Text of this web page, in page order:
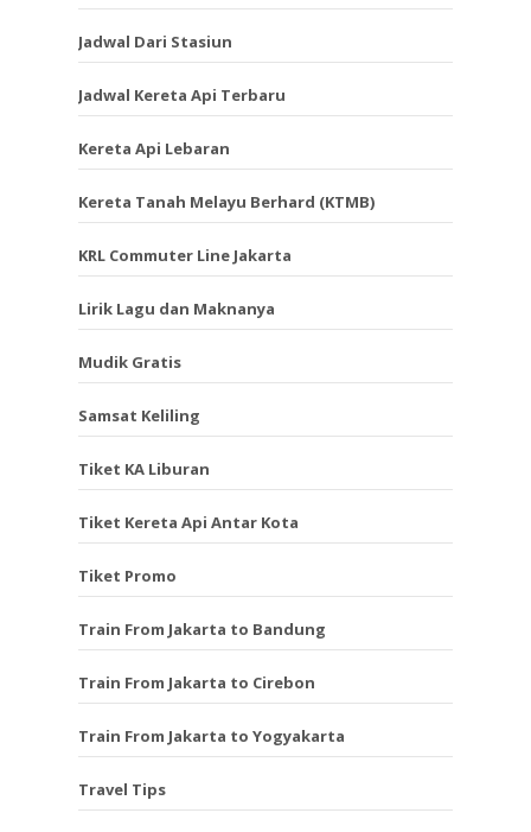
Jadwal Dari Stasiun
Jadwal Kereta Api Terbaru
Kereta Api Lebaran
Kereta Tanah Melayu Berhard (KTMB)
KRL Commuter Line Jakarta
Lirik Lagu dan Maknanya
Mudik Gratis
Samsat Keliling
Tiket KA Liburan
Tiket Kereta Api Antar Kota
Tiket Promo
Train From Jakarta to Bandung
Train From Jakarta to Cirebon
Train From Jakarta to Yogyakarta
Travel Tips